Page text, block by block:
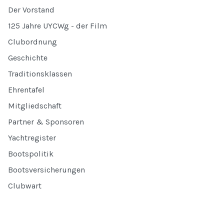
Der Vorstand
125 Jahre UYCWg - der Film
Clubordnung
Geschichte
Traditionsklassen
Ehrentafel
Mitgliedschaft
Partner & Sponsoren
Yachtregister
Bootspolitik
Bootsversicherungen
Clubwart